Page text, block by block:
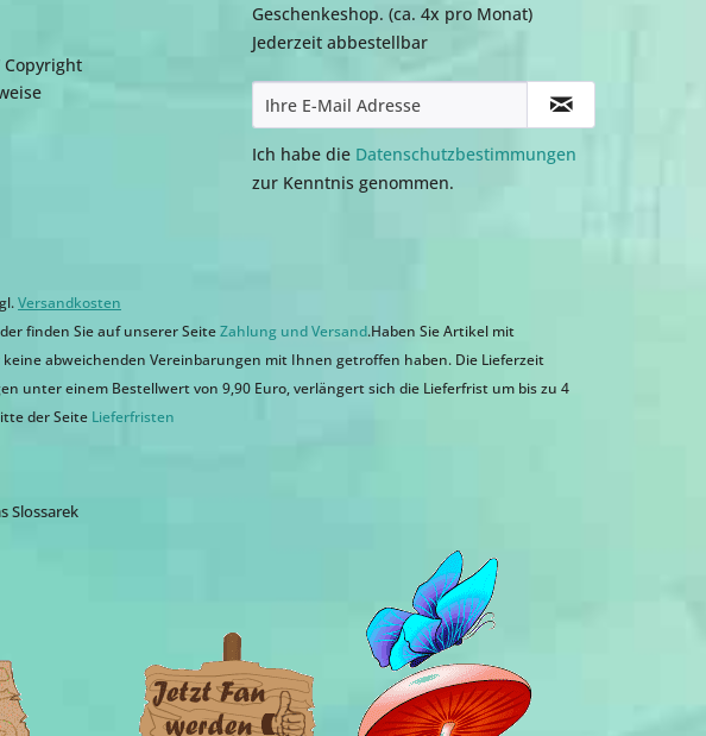
Geschenkeshop. (ca. 4x pro Monat)
Jederzeit abbestellbar
Ich habe die Datenschutzbestimmungen
zur Kenntnis genommen.
Versandkosten
finden Sie auf unserer SeiteZahlung und Versand.Haben Sie Artikel mit
abweichenden Vereinbarungen mit Ihnen getroffen haben. Die Lieferzeit
unter einem Bestellwert von 9,90 Euro, verlängert sich die Lieferfrist um bis zu 4
der Seite Lieferfristen
Slossarek